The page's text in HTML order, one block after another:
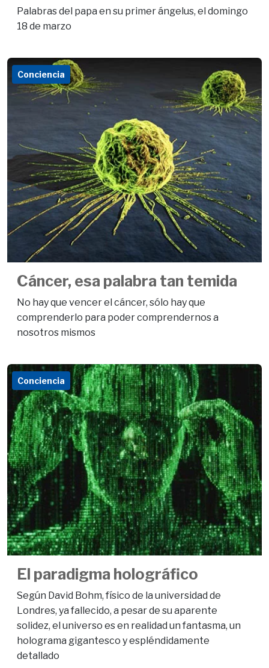
Palabras del papa en su primer ángelus, el domingo
18 de marzo
Conciencia
Cáncer, esa palabra tan temida
No hay que vencer el cáncer, sólo hay que
comprenderlo para poder comprendernos a
nosotros mismos
Conciencia
El paradigma holográfico
Según David Bohm, físico de la universidad de
Londres, ya fallecido, a pesar de su aparente
solidez, el universo es en realidad un fantasma, un
holograma gigantesco y espléndidamente
detallado